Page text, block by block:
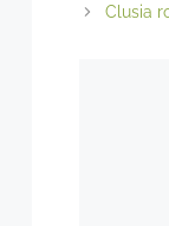
Clusia